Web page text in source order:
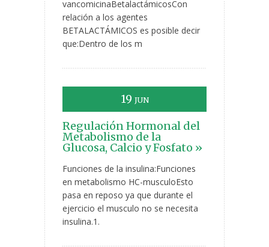
vancomicinaBetalactámicosCon
relación a los agentes
BETALACTÁMICOS es posible decir
que:Dentro de los m
19 JUN
Regulación Hormonal del
Metabolismo de la
Glucosa, Calcio y Fosfato »
Funciones de la insulina:Funciones
en metabolismo HC-musculoEsto
pasa en reposo ya que durante el
ejercicio el musculo no se necesita
insulina.1.